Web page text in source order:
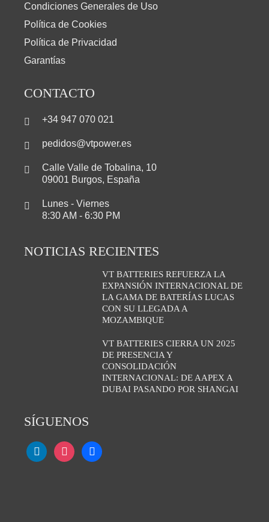
Condiciones Generales de Uso
Política de Cookies
Política de Privacidad
Garantías
CONTACTO
+34 947 070 021
pedidos@vtpower.es
Calle Valle de Tobalina, 10
09001 Burgos, España
Lunes - Viernes
8:30 AM - 6:30 PM
NOTICIAS RECIENTES
VT BATTERIES REFUERZA LA
EXPANSIÓN INTERNACIONAL DE
LA GAMA DE BATERÍAS LUCAS
CON SU LLEGADA A
MOZAMBIQUE
VT BATTERIES CIERRA UN 2025
DE PRESENCIA Y
CONSOLIDACIÓN
INTERNACIONAL: DE AAPEX A
DUBAI PASANDO POR SHANGAI
SÍGUENOS